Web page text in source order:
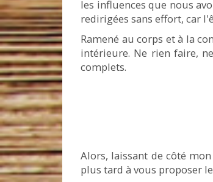
les influences que nous
redirigées sans effort, car
Ramené au corps et à la
intérieure. Ne rien faire,
complets.
Alors, laissant de côté
plus tard à vous proposer